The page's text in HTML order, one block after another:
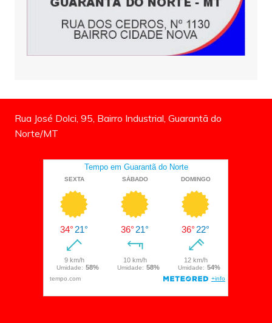
Rua José Dolci, 95, Bairro Industrial, Guarantã do
Norte/MT